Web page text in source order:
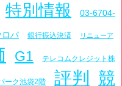
特別情報 03-6704-
ロパ 銀行振込決済 リニューア
G1 テレコムクレジット株
ーク池袋2階 評判 競